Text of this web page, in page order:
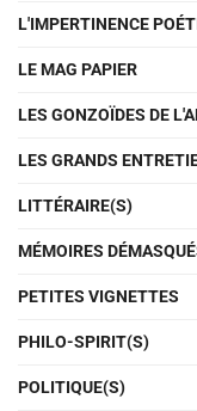
L'IMPERTINENCE
LE MAG PAPIER
LES GONZOÏDES DE
LES GRANDS
LITTÉRAIRE(S)
MÉMOIRES
PETITES VIGNETTES
PHILO-SPIRIT(S)
POLITIQUE(S)